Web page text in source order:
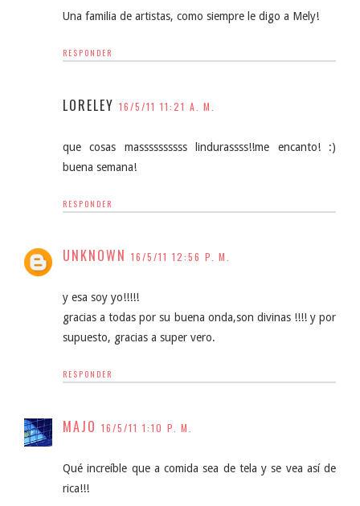
Una familia de artistas, como siempre le digo a Mely!
RESPONDER
LORELEY 16/5/11 11:21 A. M.
que cosas massssssssss lindurassss!!me encanto! :)
buena semana!
RESPONDER
UNKNOWN 16/5/11 12:56 P. M.
y esa soy yo!!!!!
gracias a todas por su buena onda,son divinas !!!! y por
supuesto, gracias a super vero.
RESPONDER
MAJO 16/5/11 1:10 P. M.
Qué increíble que a comida sea de tela y se vea así de
rica!!!